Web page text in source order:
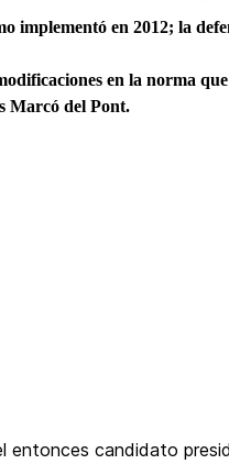
implementó en 2012; la
en la norma
Marcó del Pont.
candidato